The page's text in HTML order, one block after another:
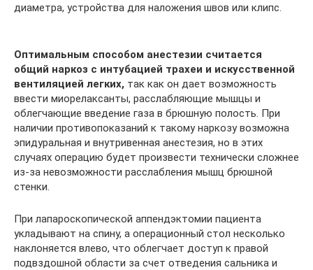
диаметра, устройства для наложения швов или клипс.
Оптимальным способом анестезии считается
общий наркоз с интубацией трахеи и искусственной
вентиляцией легких, так как он дает возможность
ввести миорелаксанты, расслабляющие мышцы и
облегчающие введение газа в брюшную полость. При
наличии противопоказаний к такому наркозу возможна
эпидуральная и внутривенная анестезия, но в этих
случаях операцию будет произвести технически сложнее
из-за невозможности расслабления мышц брюшной
стенки.
При лапароскопической аппендэктомии пациента
укладывают на спину, а операционный стол несколько
наклоняется влево, что облегчает доступ к правой
подвздошной области за счет отведения сальника и